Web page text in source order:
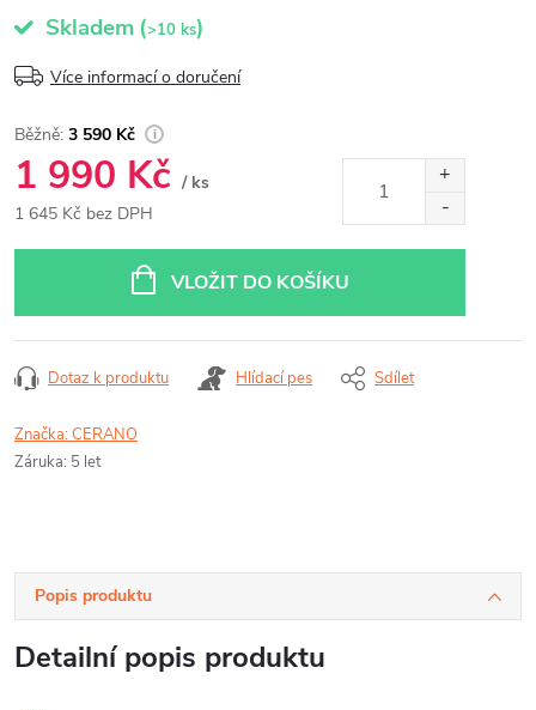
Skladem (>10 ks)
Více informací o doručení
3 590 Kč
1 990 Kč / ks
1 645 Kč bez DPH
VLOŽIT DO KOŠÍKU
Dotaz k produktu Hlídací pes Sdílet
Značka:CERANO
Záruka: 5 let
Popis produktu
Detailní popis produktu